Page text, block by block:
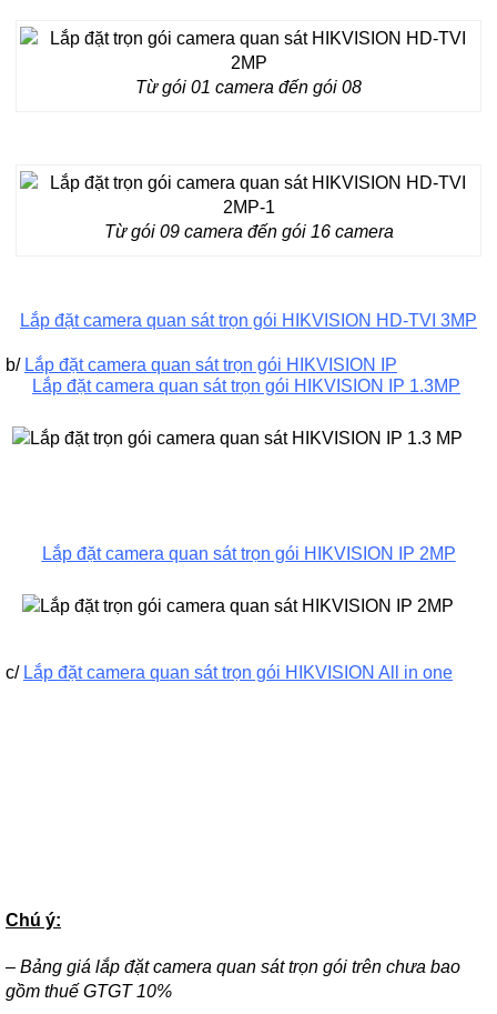
Từ gói 01 camera đến gói 08
Từ gói 09 camera đến gói 16 camera
Lắp đặt camera quan sát trọn gói HIKVISION HD-TVI 3MP
b/ Lắp đặt camera quan sát trọn gói HIKVISION IP
Lắp đặt camera quan sát trọn gói HIKVISION IP 1.3MP
Lắp đặt camera quan sát trọn gói HIKVISION IP 2MP
c/ Lắp đặt camera quan sát trọn gói HIKVISION All in one
– Dây dẫn chưa tính trong bảng giá và được tính theo phát
sinh trên thực tế
– Lắp đặt camera quan sát tại nhà của Quý khách hàng sẽ